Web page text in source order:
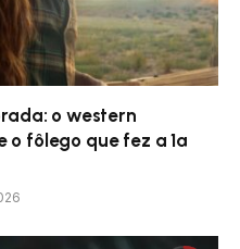
o western
fôlego que fez a 1ª